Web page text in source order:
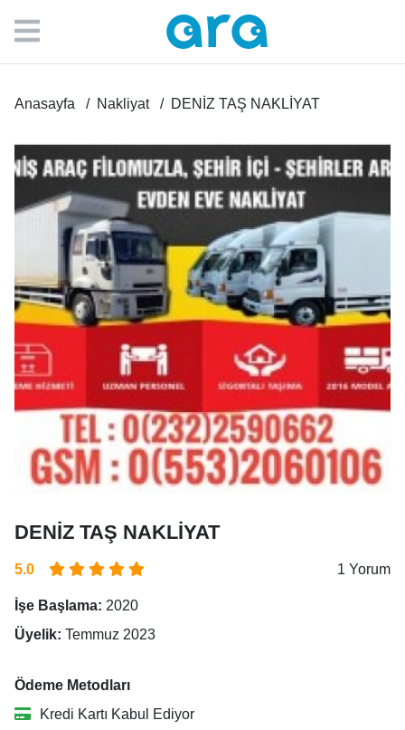
Anasayfa Nakliyat DENİZ TAŞ NAKLİYAT
DENİZ TAŞ NAKLİYAT
5.0 1 Yorum
İşe Başlama: 2020
Üyelik: Temmuz 2023
Ödeme Metodları
Kredi Kartı Kabul Ediyor